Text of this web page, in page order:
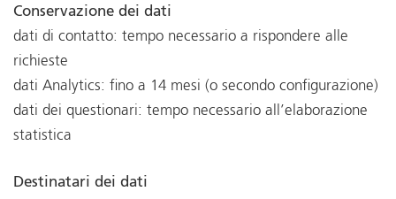
Conservazione dei dati
dati di contatto: tempo necessario a rispondere alle
richieste
dati Analytics: fino a 14 mesi (o secondo configurazione)
dati dei questionari: tempo necessario all’elaborazione
statistica
Destinatari dei dati